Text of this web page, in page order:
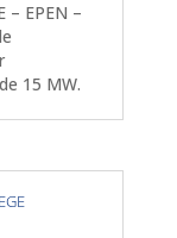
– EPEN –
15 MW.